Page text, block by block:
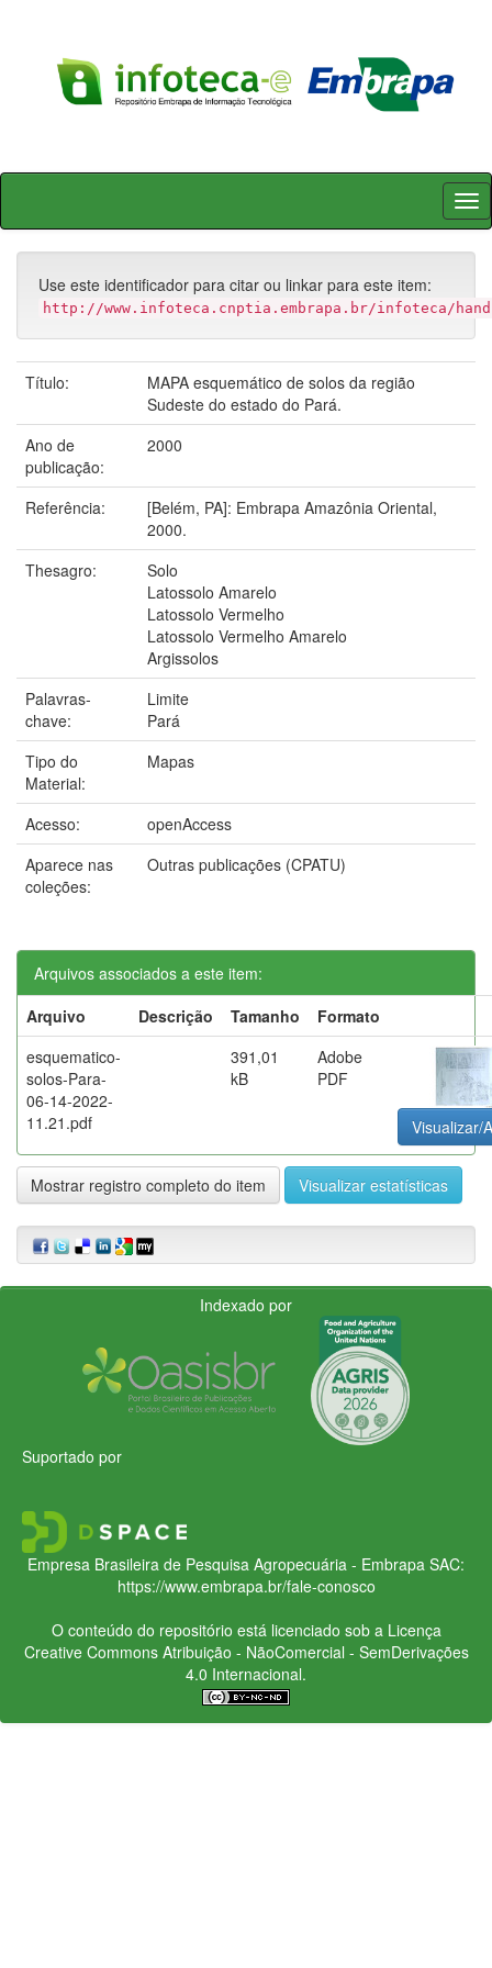
Skip
Use este identificador para citar ou linkar para este item:
http://www.infoteca.cnptia.embrapa.br/infoteca/
Título:
MAPA esquemático de solos da região
Sudeste do estado do Pará.
Ano de
publicação:
2000
Referência:
[Belém, PA]: Embrapa Amazônia Oriental,
2000.
Thesagro:
Solo
Latossolo Amarelo
Latossolo Vermelho
Latossolo Vermelho Amarelo
Argissolos
Palavras-
chave:
Limite
Pará
Tipo do
Material:
Mapas
Acesso:
openAccess
Aparece nas
coleções:
Outras publicações (CPATU)
Arquivos associados a este item:
Arquivo
Descrição Tamanho
Formato
esquematico-
solos-Para-
06-14-2022-
11.21.pdf
391,01
kB
Adobe
PDF
Visualizar/
Mostrar registro completo do item Visualizar estatísticas
Indexado por
Suportado por
Empresa Brasileira de Pesquisa Agropecuária - Embrapa SAC:
https://www.embrapa.br/fale-conosco
O conteúdo do repositório está licenciado sob a Licença
Creative CommonsAtribuição - NãoComercial - SemDerivações
4.0 Internacional.